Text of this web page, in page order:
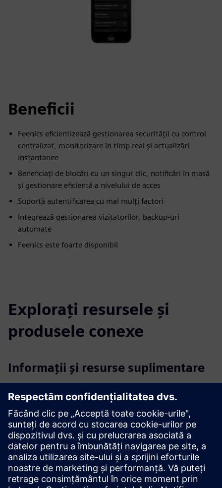
Beneficii
Feenics eficientizează gestionarea securității cu control
centralizat, monitorizare în timp real și actualizări
instantanee
Beneficiați de blocări cu un singur clic, notificări în masă
și gestionare eficientă a nivelului de acces
Suportă autentificarea cu mai mulți factori
Integrează gestionarea vizitatorilor, backup-uri
automate
Feenics este foarte disponibil
Explorați resursele și
produsele conexe
Informații și resurse suplimentare
Studiu de caz: Soluție de control acces pentru Universitatea
Rockhurst
Studiu de caz: Soluție de control acces pentru Portage
Power
Condiții preliminare
Niciuna